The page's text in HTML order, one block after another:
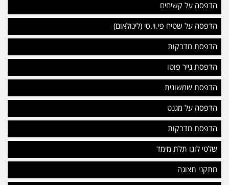
הדפסה על קשיחים
הדפסה על שטיח פי.וי.סי (לינולאום)
הדפסת מדבקות
הדפסת נייר פוטו
הדפסת שמשונית
הדפסה על מגנט
הדפסת מדבקות
שלטי לוגו תלת מימד
מתקני תצוגה